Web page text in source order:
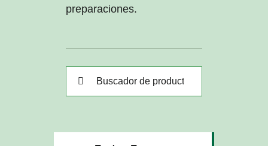
preparaciones.
Buscar: